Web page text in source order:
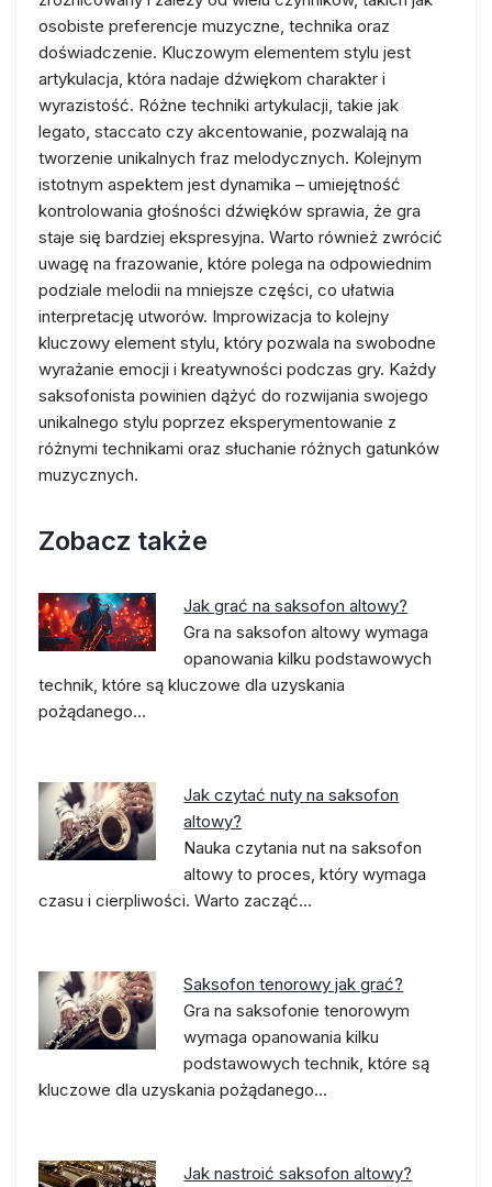
osobiste preferencje muzyczne, technika oraz
doświadczenie. Kluczowym elementem stylu jest
artykulacja, która nadaje dźwiękom charakter i
wyrazistość. Różne techniki artykulacji, takie jak
legato, staccato czy akcentowanie, pozwalają na
tworzenie unikalnych fraz melodycznych. Kolejnym
istotnym aspektem jest dynamika – umiejętność
kontrolowania głośności dźwięków sprawia, że gra
staje się bardziej ekspresyjna. Warto również zwrócić
uwagę na frazowanie, które polega na odpowiednim
podziale melodii na mniejsze części, co ułatwia
interpretację utworów. Improwizacja to kolejny
kluczowy element stylu, który pozwala na swobodne
wyrażanie emocji i kreatywności podczas gry. Każdy
saksofonista powinien dążyć do rozwijania swojego
unikalnego stylu poprzez eksperymentowanie z
różnymi technikami oraz słuchanie różnych gatunków
muzycznych.
Zobacz także
Jak grać na saksofon altowy?
Gra na saksofon altowy wymaga
opanowania kilku podstawowych
technik, które są kluczowe dla uzyskania
pożądanego…
Jak czytać nuty na saksofon
altowy?
Nauka czytania nut na saksofon
altowy to proces, który wymaga
czasu i cierpliwości. Warto zacząć…
Saksofon tenorowy jak grać?
Gra na saksofonie tenorowym
wymaga opanowania kilku
podstawowych technik, które są
kluczowe dla uzyskania pożądanego…
Jak nastroić saksofon altowy?